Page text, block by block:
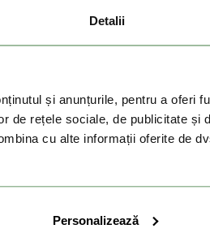
Detalii
și anunțurile, pentru a oferi
de rețele sociale, de publicitate și
cu alte informații oferite de
Personalizează